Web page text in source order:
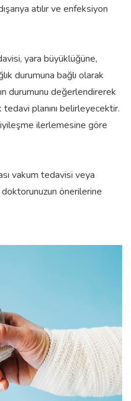
atılır ve enfeksiyon
yara büyüklüğüne,
durumuna bağlı olarak
durumunu değerlendirerek
planını belirleyecektir.
iyileşme ilerlemesine göre
vakum tedavisi veya
önerilerine